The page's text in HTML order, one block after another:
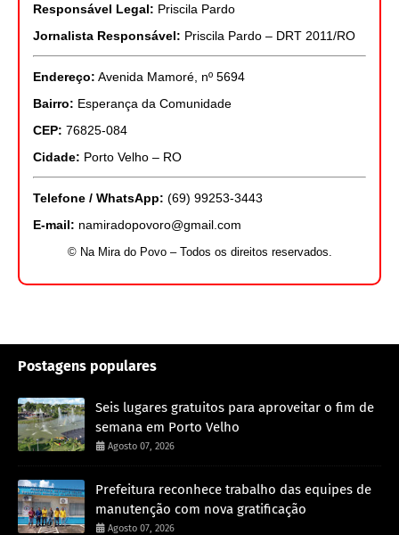
Responsável Legal: Priscila Pardo
Jornalista Responsável: Priscila Pardo – DRT 2011/RO
Endereço: Avenida Mamoré, nº 5694
Bairro: Esperança da Comunidade
CEP: 76825-084
Cidade: Porto Velho – RO
Telefone / WhatsApp: (69) 99253-3443
E-mail: namiradopovoro@gmail.com
© Na Mira do Povo – Todos os direitos reservados.
Postagens populares
Seis lugares gratuitos para aproveitar o fim de
semana em Porto Velho
Agosto 07, 2026
Prefeitura reconhece trabalho das equipes de
manutenção com nova gratificação
Agosto 07, 2026